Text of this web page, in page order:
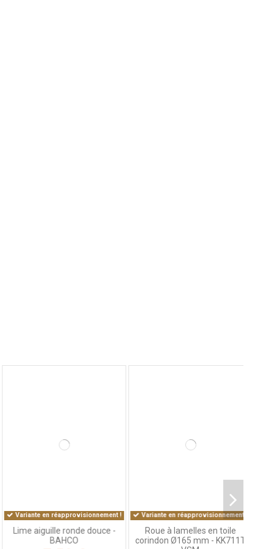
19
Variante en réapprovisionnement !
Lime aiguille ronde douce -
BAHCO
Variante en réapprovisionnement !
Roue à lamelles en toile
corindon Ø165 mm - KK711T